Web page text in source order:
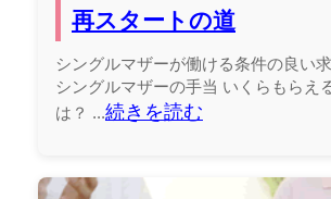
再スタートの道
シングルマザーが働ける条件の良い
シングルマザーの手当 いくらもらえ
は？ ...続きを読む